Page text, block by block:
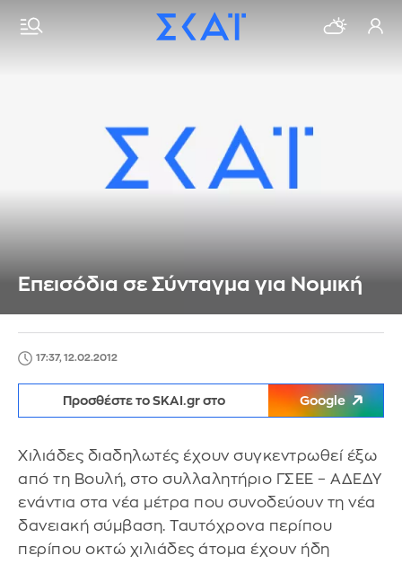
Επεισόδια σε Σύνταγμα για Νομική
17:37, 12.02.2012
Προσθέστε το SKAI.gr στο Google
Χιλιάδες διαδηλωτές έχουν συγκεντρωθεί έξω
από τη Βουλή, στο συλλαλητήριο ΓΣΕΕ – ΑΔΕΔΥ
ενάντια στα νέα μέτρα που συνοδεύουν τη νέα
δανειακή σύμβαση. Ταυτόχρονα περίπου
περίπου οκτώ χιλιάδες άτομα έχουν ήδη